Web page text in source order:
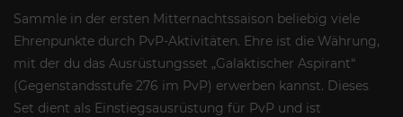
Sammle in der ersten Mitternachtssaison beliebig viele
Ehrenpunkte durch PvP-Aktivitäten. Ehre ist die Währung,
mit der du das Ausrüstungsset „Galaktischer Aspirant“
(Gegenstandsstufe 276 im PvP) erwerben kannst. Dieses
Set dient als Einstiegsausrüstung für PvP und ist